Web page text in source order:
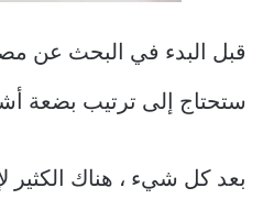
قبل البدء في البحث عن
ستحتاج إلى ترتيب بضعة
بعد كل شيء ، هناك الكثير